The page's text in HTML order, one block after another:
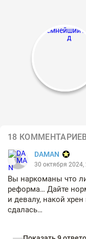
18
DAMAN
30 октября 2024,
Вы наркоманы что
реформа… Дайте
и девалу, накой
сдалась…